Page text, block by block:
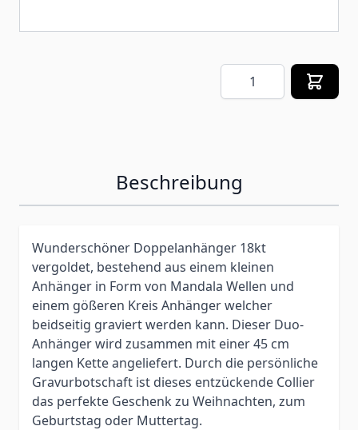
Menge
Beschreibung
Wunderschöner Doppelanhänger 18kt
vergoldet, bestehend aus einem kleinen
Anhänger in Form von Mandala Wellen und
einem gößeren Kreis Anhänger welcher
beidseitig graviert werden kann. Dieser Duo-
Anhänger wird zusammen mit einer 45 cm
langen Kette angeliefert. Durch die persönliche
Gravurbotschaft ist dieses entzückende Collier
das perfekte Geschenk zu Weihnachten, zum
Geburtstag oder Muttertag.